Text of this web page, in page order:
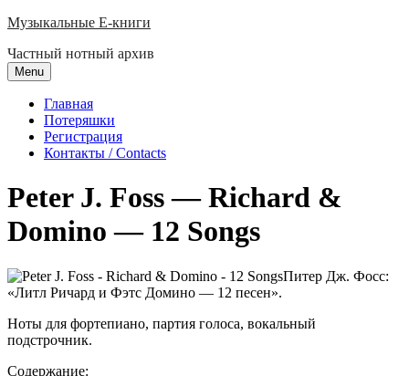
Skip
content
Музыкальные E-книги
Частный нотный архив
Menu
Главная
Потеряшки
Регистрация
Контакты / Contacts
Peter J. Foss — Richard &
Domino — 12 Songs
Питер Дж. Фосс:
«Литл Ричард и Фэтс Домино — 12 песен».
Ноты для фортепиано, партия голоса, вокальный
подстрочник.
Содержание: